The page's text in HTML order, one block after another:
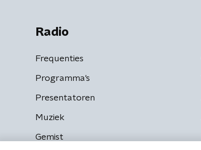
Radio
Frequenties
Programma's
Presentatoren
Muziek
Gemist